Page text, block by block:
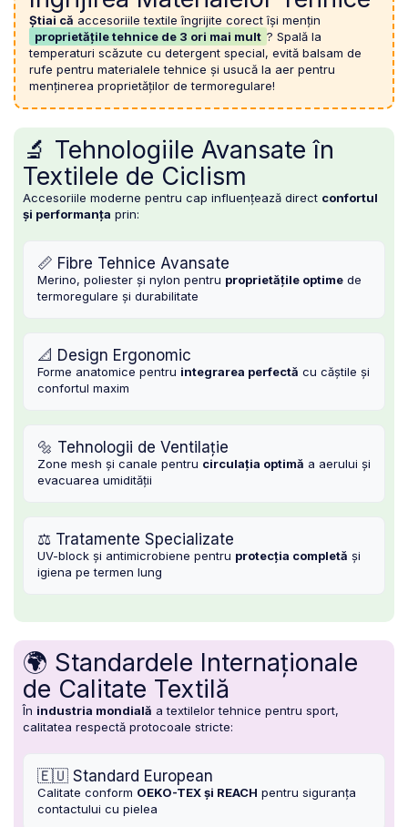
Știai că accesoriile textile îngrijite corect își mențin
proprietățile tehnice de 3 ori mai mult ? Spală la
temperaturi scăzute cu detergent special, evită balsam de
rufe pentru materialele tehnice și usucă la aer pentru
menținerea proprietăților de termoregulare!
🔬 Tehnologiile Avansate în
Textilele de Ciclism
Accesoriile moderne pentru cap influențează direct confortul
și performanța prin:
📏 Fibre Tehnice Avansate
Merino, poliester și nylon pentru proprietățile optime de
termoregulare și durabilitate
📐 Design Ergonomic
Forme anatomice pentru integrarea perfectă cu căștile și
confortul maxim
🔩 Tehnologii de Ventilație
Zone mesh și canale pentru circulația optimă a aerului și
evacuarea umidității
⚖️ Tratamente Specializate
UV-block și antimicrobiene pentru protecția completă și
igiena pe termen lung
🌍 Standardele Internaționale
de Calitate Textilă
În industria mondială a textilelor tehnice pentru sport,
calitatea respectă protocoale stricte:
🇪🇺 Standard European
Calitate conform OEKO-TEX și REACH pentru siguranța
contactului cu pielea